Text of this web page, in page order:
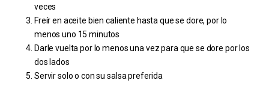
veces
Freír en aceite bien caliente hasta que se dore, por lo
menos uno 15 minutos
Darle vuelta por lo menos una vez para que se dore por los
dos lados
Servir solo o con su salsa preferida